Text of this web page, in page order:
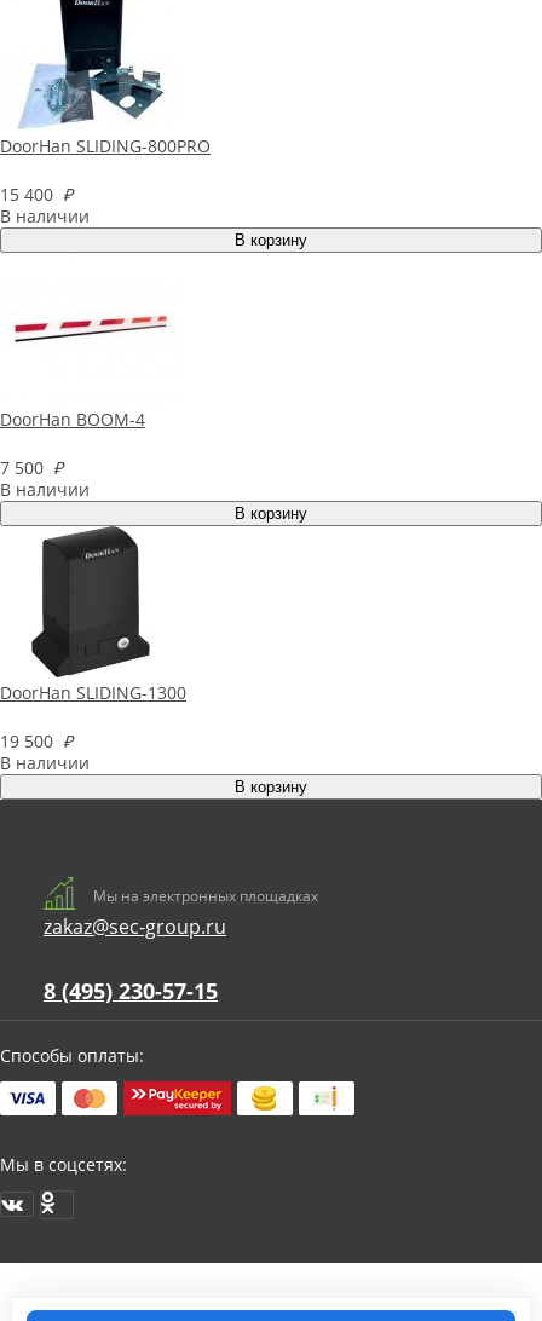
DoorHan SLIDING-800PRO
15 400 ₽
В наличии
DoorHan BOOM-4
7 500 ₽
В наличии
DoorHan SLIDING-1300
19 500 ₽
В наличии
Мы на электронных площадках
zakaz@sec-group.ru
8 (495) 230-57-15
Способы оплаты:
Мы в соцсетях: